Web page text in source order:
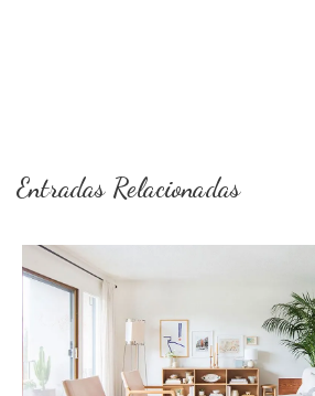
Entradas Relacionadas